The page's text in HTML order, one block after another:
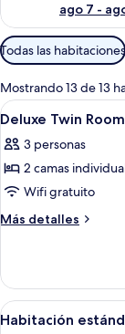
ago 7 -
Filtros
disponibles
para
las
habitaciones
Todas las habitaciones
Mostrando 13 de 13
Abrir
todas
las
fotos
de
Deluxe
with
Partial
Sea
4
Deluxe Twin
3 personas
2 camas
Wifi gratuito
Más detalles
Más
Twin
Room
with
Abrir
4
Habitación